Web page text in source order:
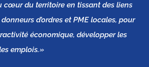
cœur du territoire en tissant des liens
d’ordres et PME locales, pour
économique, développer les
emplois. »